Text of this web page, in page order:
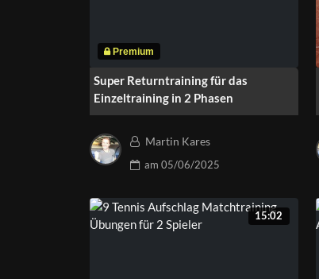
Super Returntraining für das
Einzeltraining in 2 Phasen
Martin Kares
am 05/06/2025
15:02